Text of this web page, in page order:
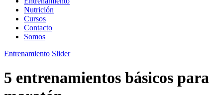
Nutrición
Cursos
Contacto
Somos
Entrenamiento Slider
5 entrenamientos básicos para